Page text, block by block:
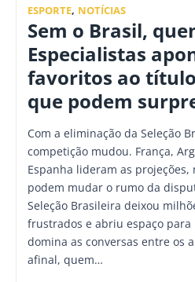
ESPORTE, NOTÍCIAS
Sem o Brasil,
Especialistas
favoritos ao título
que podem
Com a eliminação da Seleção
competição mudou. França,
Espanha lideram as projeções,
podem mudar o rumo da
Seleção Brasileira deixou
frustrados e abriu espaço
domina as conversas entre os
afinal, quem…